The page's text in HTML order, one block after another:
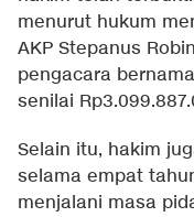
menurut hukum
AKP Stepanus
pengacara
senilai
Selain itu, hakim
selama empat
menjalani masa